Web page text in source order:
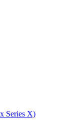
Series X)